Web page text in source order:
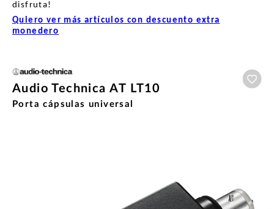
disfruta!
Quiero ver más artículos con descuento extra
monedero
Audio Technica AT LT10
Porta cápsulas universal